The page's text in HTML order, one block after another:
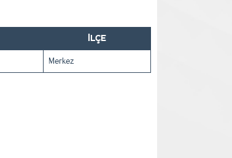
İLÇE
Merkez